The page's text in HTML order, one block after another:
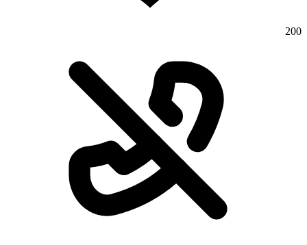
200